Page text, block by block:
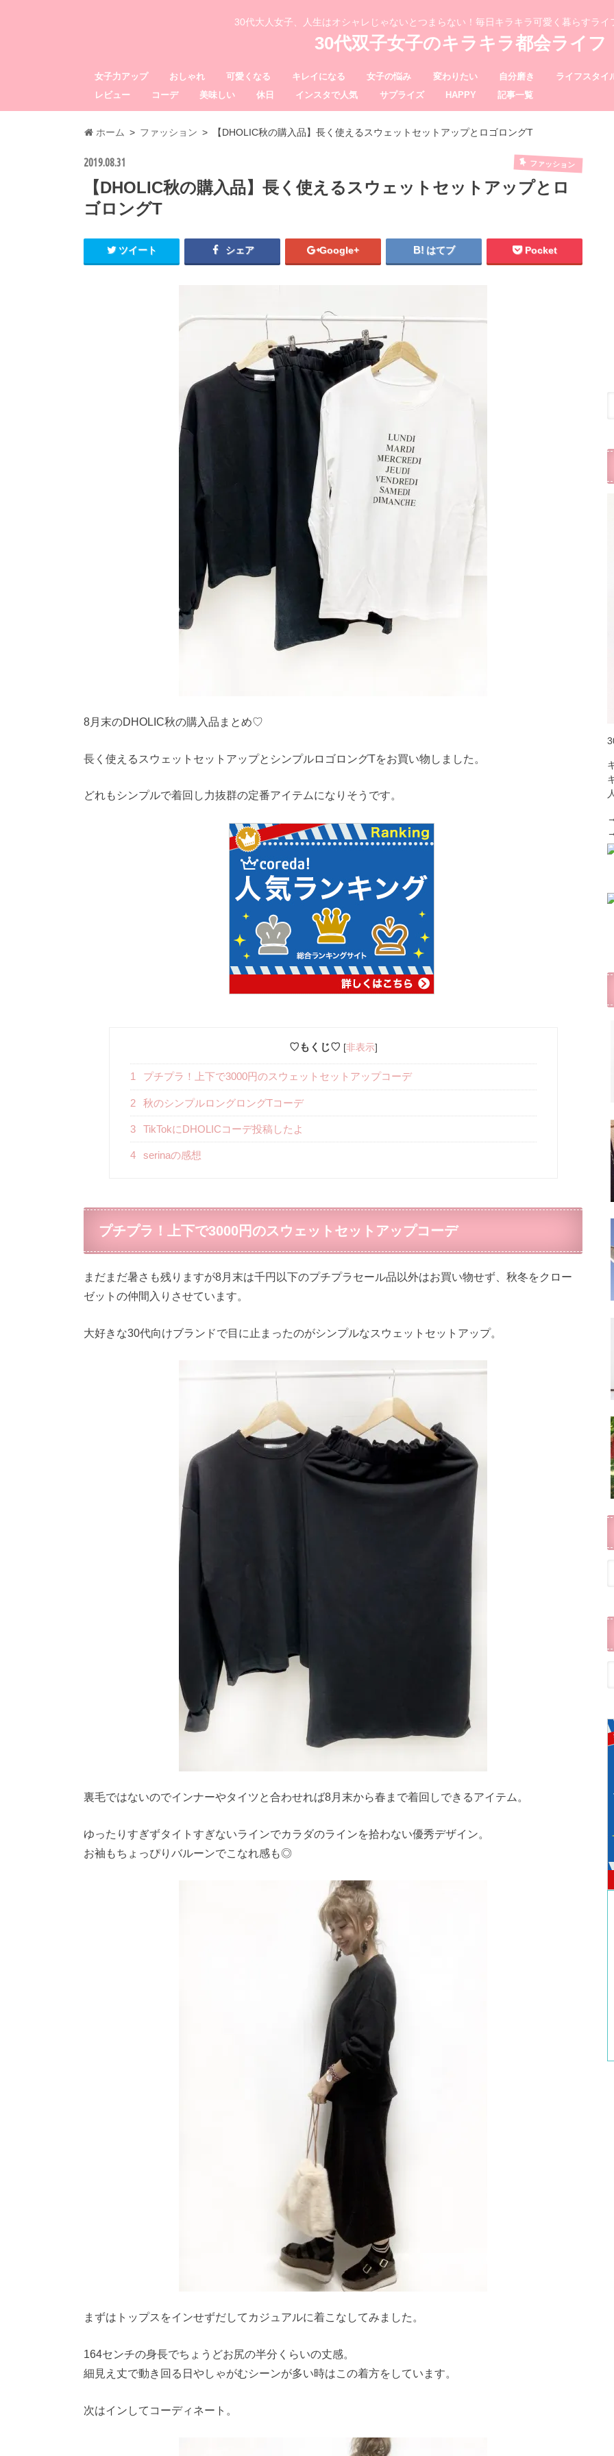
30代大人女子、人生はオシャレじゃないとつまらない！毎日キラキラ可愛く暮らすライ
30代双子女子のキラキラ都会ライフ
女子力アップ おしゃれ 可愛くなる キレイになる 女子の悩み 変わりたい 自分磨き
ライフスタイ
レビュー
コーデ 美味しい 休日 インスタで人気 サプライズ HAPPY 記事一覧
ホーム ファッション 【DHOLIC秋の購入品】長く使えるスウェットセットアップとロゴロングT
2019.08.31 ファッション
【DHOLIC秋の購入品】長く使えるスウェットセットアップとロ
ゴロングT
ツイート シェア Google+ はてブ Pocket
8月末のDHOLIC秋の購入品まとめ♡
長く使えるスウェットセットアップとシンプルロゴロングTをお買い物しました。
どれもシンプルで着回し力抜群の定番アイテムになりそうです。
♡もくじ♡ [非表示]
1 プチプラ！上下で3000円のスウェットセットアップコーデ
2 秋のシンプルロングロングTコーデ
3 TikTokにDHOLICコーデ投稿したよ
4 serinaの感想
プチプラ！上下で3000円のスウェットセットアップコーデ
まだまだ暑さも残りますが8月末は千円以下のプチプラセール品以外はお買い物せず、秋冬をクロー
ゼットの仲間入りさせています。
大好きな30代向けブランドで目に止まったのがシンプルなスウェットセットアップ。
裏毛ではないのでインナーやタイツと合わせれば8月末から春まで着回しできるアイテム。
ゆったりすぎずタイトすぎないラインでカラダのラインを拾わない優秀デザイン。
お袖もちょっぴりバルーンでこなれ感も◎
まずはトップスをインせずだしてカジュアルに着こなしてみました。
164センチの身長でちょうどお尻の半分くらいの丈感。
細見え丈で動き回る日やしゃがむシーンが多い時はこの着方をしています。
次はインしてコーディネート。